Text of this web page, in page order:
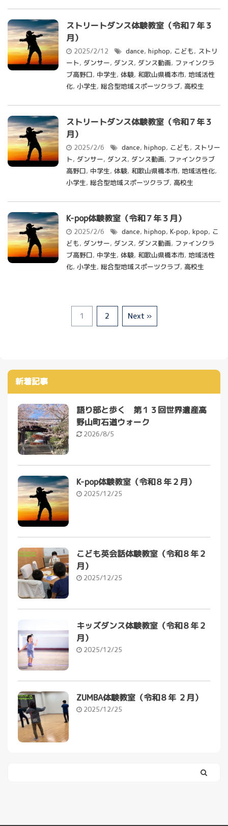
ストリートダンス体験教室（令和７年３
月）
2025/2/12 dance, hiphop, こども, ストリ
ート, ダンサー, ダンス, ダンス動画, ファインクラ
ブ高野口, 中学生, 体験, 和歌山県橋本市, 地域活性
化, 小学生, 総合型地域スポーツクラブ, 高校生
ストリートダンス体験教室（令和７年３
月）
2025/2/6 dance, hiphop, こども, ストリー
ト, ダンサー, ダンス, ダンス動画, ファインクラブ
高野口, 中学生, 体験, 和歌山県橋本市, 地域活性化,
小学生, 総合型地域スポーツクラブ, 高校生
K-pop体験教室（令和７年３月）
2025/2/6 dance, hiphop, K-pop, kpop, こ
ども, ダンサー, ダンス, ダンス動画, ファインクラ
ブ高野口, 中学生, 体験, 和歌山県橋本市, 地域活性
化, 小学生, 総合型地域スポーツクラブ, 高校生
1 2 Next »
新着記事
語り部と歩く 第１３回世界遺産高
野山町石道ウォーク
2026/8/5
K-pop体験教室（令和８年２月）
2025/12/25
こども英会話体験教室（令和８年２
月）
2025/12/25
キッズダンス体験教室（令和８年２
月）
2025/12/25
ZUMBA体験教室（令和８年 ２月）
2025/12/25